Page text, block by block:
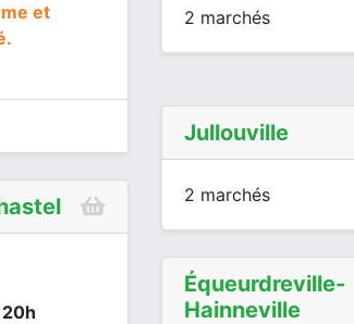
et
2 marchés
Jullouville
2 marchés
Équeurdreville-
Hainneville